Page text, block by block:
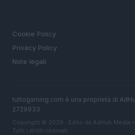
Cookie Policy
Privacy Policy
Note legali
tuttogaming.com è una proprietà di
2729933
Copyright © 2026 · Edito da AdHub Media
Tutti i diritti riservati